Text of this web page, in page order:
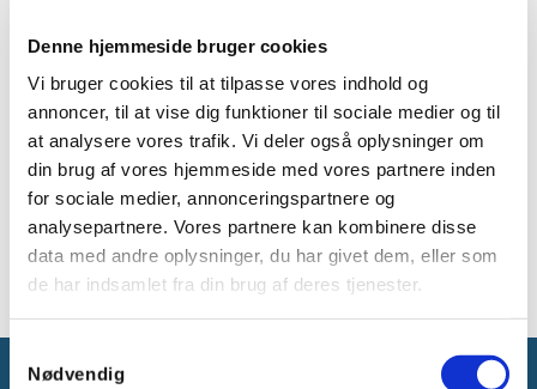
Denne hjemmeside bruger cookies
Vi bruger cookies til at tilpasse vores indhold og
annoncer, til at vise dig funktioner til sociale medier og til
at analysere vores trafik. Vi deler også oplysninger om
din brug af vores hjemmeside med vores partnere inden
for sociale medier, annonceringspartnere og
analysepartnere. Vores partnere kan kombinere disse
data med andre oplysninger, du har givet dem, eller som
de har indsamlet fra din brug af deres tjenester.
Nødvendig
Tekniske specifikationer:
Spændingsområde (input): 220-240V AC, 50Hz
Spændingsområde (output): 220-240V AC,
50Hz
Maks. strøm (output): 16A
Maks. effekt (output): 3680W